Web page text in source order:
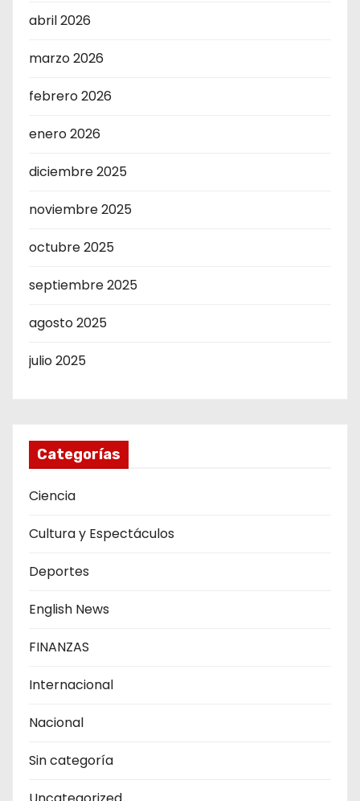
abril 2026
marzo 2026
febrero 2026
enero 2026
diciembre 2025
noviembre 2025
octubre 2025
septiembre 2025
agosto 2025
julio 2025
Categorías
Ciencia
Cultura y Espectáculos
Deportes
English News
FINANZAS
Internacional
Nacional
Sin categoría